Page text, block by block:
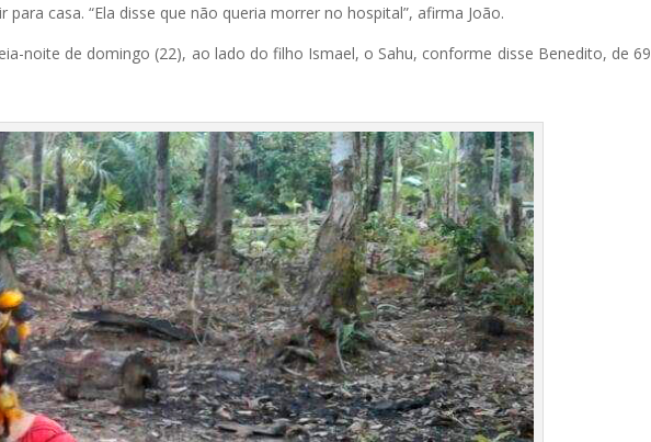
casa. “Ela disse que não queria morrer no hospital”, afirma João.
noite de domingo (22), ao lado do filho Ismael, o Sahu, conforme disse Benedito, de 69